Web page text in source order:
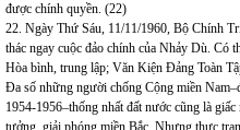
được chính quyền. (22)
22. Ngày Thứ Sáu, 11/11/1960, Bộ Chính
thác ngay cuộc đảo chính của Nhảy Dù. Có
Hòa bình, trung lập; Văn Kiện Đảng Toàn
Đa số những người chống Cộng miền
1954-1956–thống nhất đất nước cũng là
tưởng, giải phóng miền Bắc. Nhưng thực